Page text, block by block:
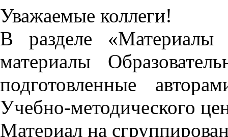
Уважаемые коллеги!
В разделе «Материалы
материалы
подготовленные
Учебно-методического
Материал на